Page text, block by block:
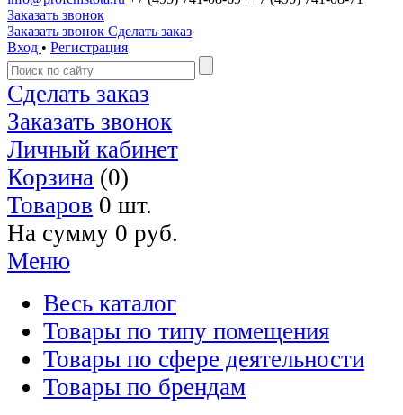
Заказать звонок
Заказать звонок Сделать заказ
Вход • Регистрация
Сделать заказ
Заказать звонок
Личный кабинет
Корзина (0)
Товаров 0 шт.
На сумму 0 руб.
Меню
Весь каталог
Товары по типу помещения
Товары по сфере деятельности
Товары по брендам